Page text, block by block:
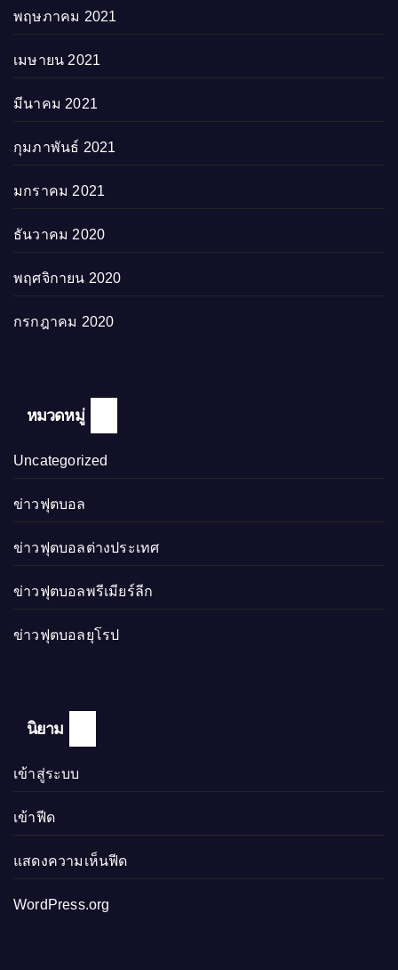
พฤษภาคม 2021
เมษายน 2021
มีนาคม 2021
กุมภาพันธ์ 2021
มกราคม 2021
ธันวาคม 2020
พฤศจิกายน 2020
กรกฎาคม 2020
หมวดหมู่
Uncategorized
ข่าวฟุตบอล
ข่าวฟุตบอลต่างประเทศ
ข่าวฟุตบอลพรีเมียร์ลีก
ข่าวฟุตบอลยุโรป
นิยาม
เข้าสู่ระบบ
เข้าฟีด
แสดงความเห็นฟีด
WordPress.org